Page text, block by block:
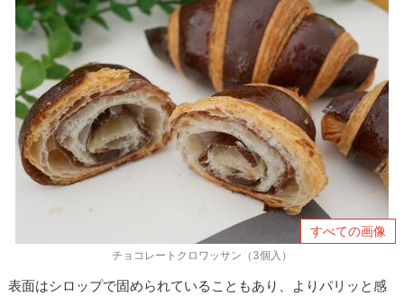
すべての画像
チョコレートクロワッサン（3個入）
表面はシロップで固められていることもあり、よりパリッと感